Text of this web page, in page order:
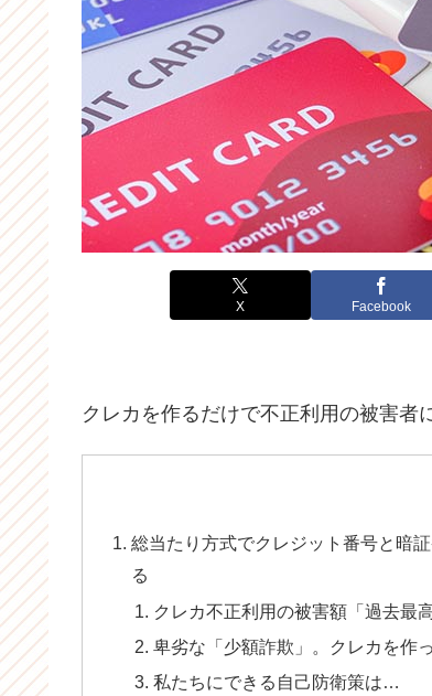
X Facebook
クレカを作るだけで不正利用の被害
総当たり方式でクレジット番号と暗
る
クレカ不正利用の被害額「過去最高
卑劣な「少額詐欺」。クレカを作
私たちにできる自己防衛策は…